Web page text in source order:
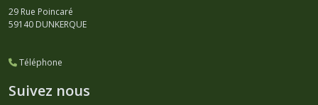
29 Rue Poincaré
59140 DUNKERQUE
Téléphone
Suivez nous